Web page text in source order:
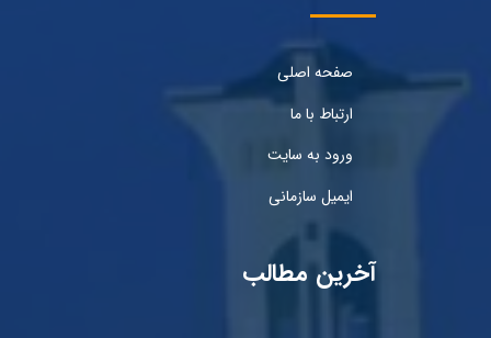
صفحه اصلی
ارتباط با ما
ورود به سایت
ایمیل سازمانی
آخرین مطالب